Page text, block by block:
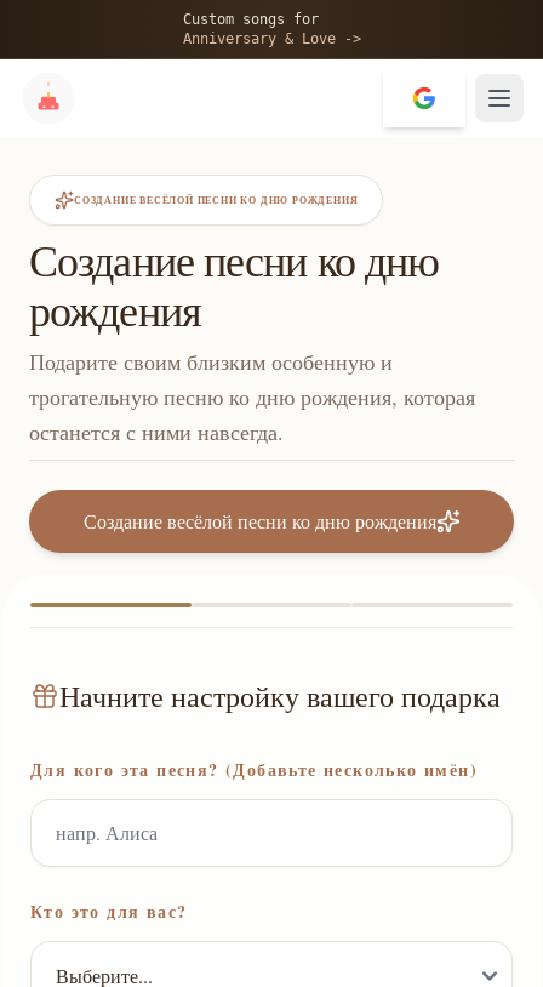
Custom songs for
Anniversary & Love ->
СОЗДАНИЕ ВЕСЁЛОЙ ПЕСНИ КО ДНЮ РОЖДЕНИЯ
Создание песни ко дню
рождения
Подарите своим близким особенную и
трогательную песню ко дню рождения, которая
останется с ними навсегда.
Создание весёлой песни ко дню рождения
Начните настройку вашего подарка
Для кого эта песня? (Добавьте несколько имён)
Кто это для вас?